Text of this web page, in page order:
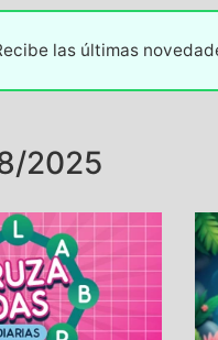
las últimas
2025